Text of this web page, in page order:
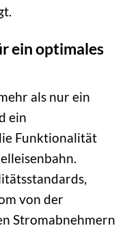
ein optimales
als nur ein
ein
Funktionalität
von der
Stromabnehmern